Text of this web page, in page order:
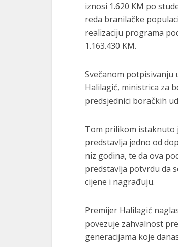
iznosi 1.620 KM po
reda branilačke
realizaciju programa
1.163.430 KM.
Svečanom
Halilagić, ministrica za
predsjednici boračkih
Tom prilikom istaknuto
predstavlja jedno od
niz godina, te da ova
predstavlja potvrdu da
cijene i nagrađuju.
Premijer Halilagić
povezuje zahvalnost
generacijama koje